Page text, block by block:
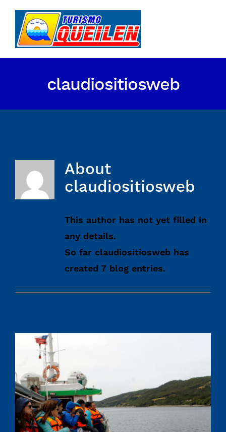
claudiositiosweb
About
claudiositiosweb
This author has not yet filled in
any details.
So far claudiositiosweb has
created 7 blog entries.
Tour Pingüineras de Queilen